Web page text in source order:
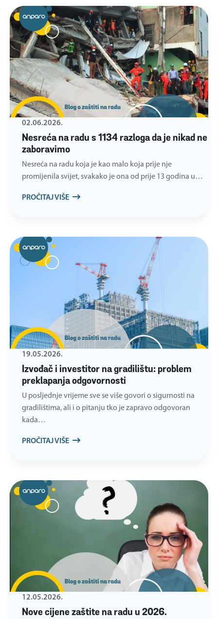
Nesreća na radu s 1134 razloga da je nikad ne
zaboravimo
02.06.2026.
Nesreća na radu koja je kao malo koja prije nje
promijenila svijet, svakako je ona od prije 13 godina u…
PROČITAJ VIŠE
Izvođač i investitor na gradilištu: problem
preklapanja odgovornosti
19.05.2026.
U posljednje vrijeme sve se više govori o sigurnosti na
gradilištima, ali i o pitanju tko je zapravo odgovoran
kada…
PROČITAJ VIŠE
Nove cijene zaštite na radu u 2026.
12.05.2026.